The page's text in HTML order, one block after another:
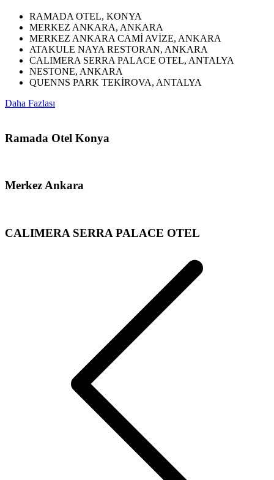
RAMADA OTEL, KONYA
MERKEZ ANKARA, ANKARA
MERKEZ ANKARA CAMİ AVİZE, ANKARA
ATAKULE NAYA RESTORAN, ANKARA
CALIMERA SERRA PALACE OTEL, ANTALYA
NESTONE, ANKARA
QUENNS PARK TEKİROVA, ANTALYA
Daha Fazlası
Ramada Otel Konya
Merkez Ankara
CALIMERA SERRA PALACE OTEL